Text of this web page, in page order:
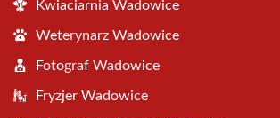
Kwiaciarnia Wadowice
Weterynarz Wadowice
Fotograf Wadowice
Fryzjer Wadowice